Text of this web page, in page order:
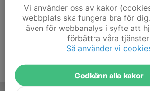
Vi använder oss av kakor
webbplats ska fungera bra för
även för webbanalys i syfte att
förbättra våra tjänster.
Så använder vi
Godkänn alla kakor